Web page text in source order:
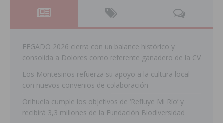
FEGADO 2026 cierra con un balance histórico y
consolida a Dolores como referente ganadero de la CV
Los Montesinos refuerza su apoyo a la cultura local
con nuevos convenios de colaboración
Orihuela cumple los objetivos de ‘Refluye Mi Río’ y
recibirá 3,3 millones de la Fundación Biodiversidad